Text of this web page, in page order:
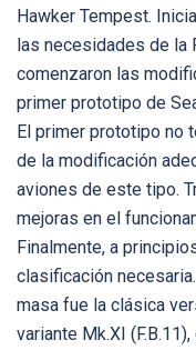
Hawker Tempest.
las necesidades de la
comenzaron las
primer prototipo de
El primer prototipo no
de la modificación
aviones de este tipo.
mejoras en el
Finalmente, a
clasificación
masa fue la clásica
variante Mk.XI